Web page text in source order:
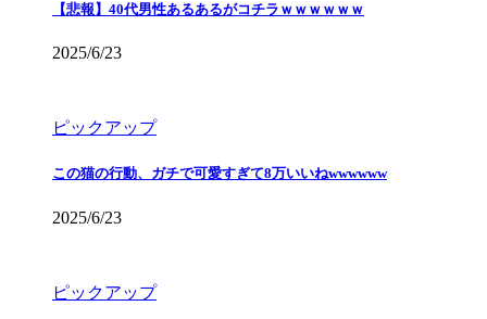
【悲報】40代男性あるあるがコチラｗｗｗｗｗｗ
2025/6/23
ピックアップ
この猫の行動、ガチで可愛すぎて8万いいねwwwwww
2025/6/23
ピックアップ